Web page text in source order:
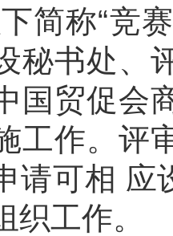
简称“竞
秘书处、
国贸促会
工作。评
请可相 应
织工作。